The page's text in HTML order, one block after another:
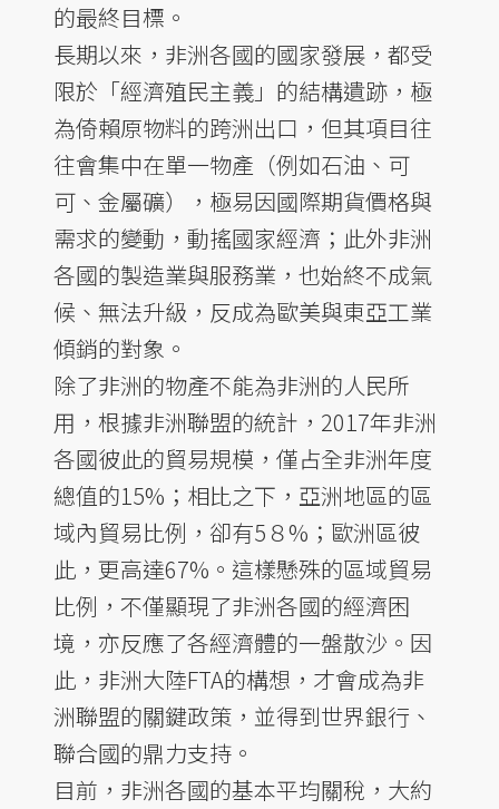
的最終目標。
長期以來，非洲各國的國家發展，都受
限於「經濟殖民主義」的結構遺跡，極
為倚賴原物料的跨洲出口，但其項目往
往會集中在單一物產（例如石油、可
可、金屬礦），極易因國際期貨價格與
需求的變動，動搖國家經濟；此外非洲
各國的製造業與服務業，也始終不成氣
候、無法升級，反成為歐美與東亞工業
傾銷的對象。
除了非洲的物產不能為非洲的人民所
用，根據非洲聯盟的統計，2017年非洲
各國彼此的貿易規模，僅占全非洲年度
總值的15%；相比之下，亞洲地區的區
域內貿易比例，卻有5８%；歐洲區彼
此，更高達67%。這樣懸殊的區域貿易
比例，不僅顯現了非洲各國的經濟困
境，亦反應了各經濟體的一盤散沙。因
此，非洲大陸FTA的構想，才會成為非
洲聯盟的關鍵政策，並得到世界銀行、
聯合國的鼎力支持。
目前，非洲各國的基本平均關稅，大約